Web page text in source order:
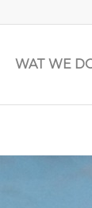
WAT WE